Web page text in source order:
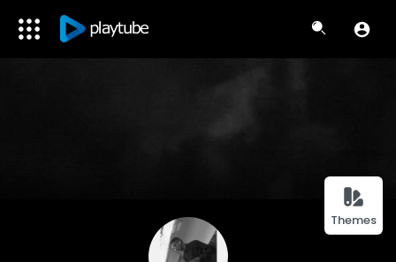
Themes